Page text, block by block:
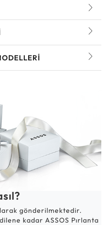
gönderilmektedir.
kadar ASSOS Pırlanta